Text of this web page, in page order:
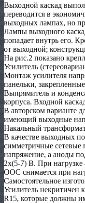
Выходной каскад
переводится в
выходных лампах, но
Лампы выходного
попадает внутрь его.
от выходной;
На рис.2 показано
Усилитель
Монтаж усилителя
панельки,
Выпрямитель и
корпуса. Входной
В авторском варианте
имеющий выходные
Накальный
В качестве выходных
симметричные сетевые
напряжение, а аноды
2х(5-7) В. При
ООС снимается при
Самостоятельное
Усилитель некритичен
R15, которые должны